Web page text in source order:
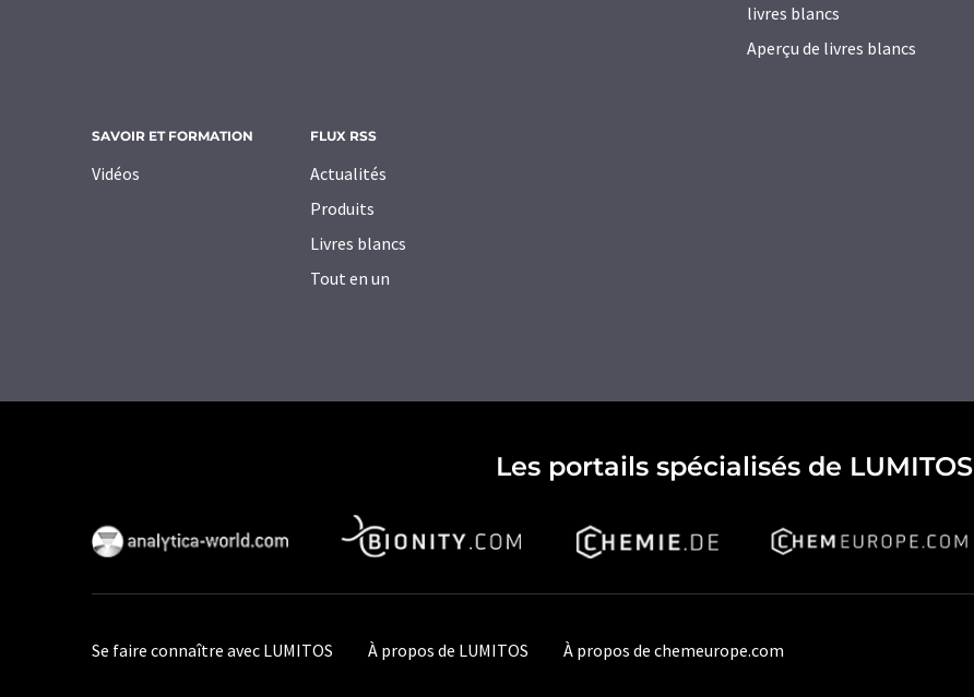
livres blancs
Aperçu de livres blancs
SAVOIR ET FORMATION
Vidéos
FLUX RSS
Actualités
Produits
Livres blancs
Tout en un
Les portails spécialisés de LUMITOS
Se faire connaître avec LUMITOS À propos de LUMITOS À propos de chemeurope.com